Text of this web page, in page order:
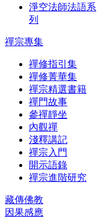
淨空法師法語系
列
禪宗專集
禪修指引集
禪修菁華集
禪宗精選書籍
禪門故事
參禪靜坐
內觀禪
淺釋講記
禪宗入門
開示語錄
禪宗進階研究
藏傳佛教
因果感應